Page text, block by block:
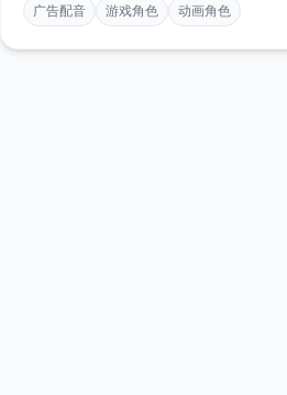
广告配音 游戏角色 动画角色